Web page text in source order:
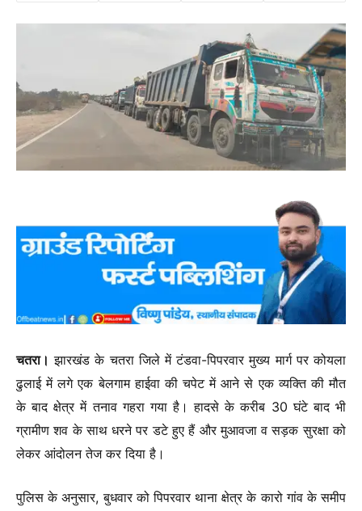
चतरा। झारखंड के चतरा जिले में टंडवा-पिपरवार मुख्य मार्ग पर कोयला
ढुलाई में लगे एक बेलगाम हाईवा की चपेट में आने से एक व्यक्ति की मौत
के बाद क्षेत्र में तनाव गहरा गया है। हादसे के करीब 30 घंटे बाद भी
ग्रामीण शव के साथ धरने पर डटे हुए हैं और मुआवजा व सड़क सुरक्षा को
लेकर आंदोलन तेज कर दिया है।
पुलिस के अनुसार, बुधवार को पिपरवार थाना क्षेत्र के कारो गांव के समीप